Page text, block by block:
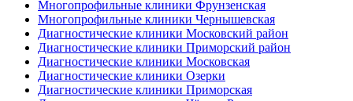
Многопрофильные клиники Фрунзенская
Многопрофильные клиники Чернышевская
Диагностические клиники Московский район
Диагностические клиники Приморский район
Диагностические клиники Московская
Диагностические клиники Озерки
Диагностические клиники Приморская